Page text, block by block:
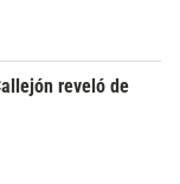
reveló de